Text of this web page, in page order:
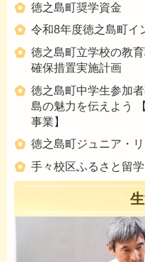
徳之島町奨学資金
令和8年度徳之島町イ
徳之島町立学校の教
確保措置実施計画
徳之島町中学生参加
島の魅力を伝えよう
事業】
徳之島町ジュニア・
手々校区ふるさと留